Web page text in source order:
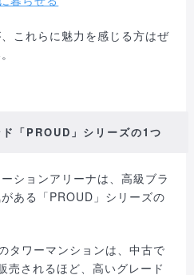
これらに魅力を感じる方はぜ
「PROUD」シリーズの1つ
ションアリーナは、高級ブラ
ある「PROUD」シリーズの
タワーマンションは、中古で
売されるほど、高いグレード